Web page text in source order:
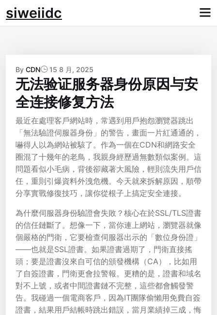
Skip
tosiweiidc
By CDN 15 8 月, 2025
无法验证服务器身份原因与安
全连接修复方法
最近在處理客戶網站時，常遇到用戶抱怨瀏覽器跳出
「無法驗證伺服器身份」的警告，畫面一片紅通通的，
嚇得人以為網站被駭了。作為一個在CDN和網路安全
圈混了十幾年的老鳥，我親身經歷過無數類似案例。這
問題看似小毛病，背後卻藏著大風險，輕則流失用戶信
任，重則引爆資料外洩危機。今天就來拆解原因，順帶
分享實戰修復技巧，讓你從根子上搞定安全連接。
為什麼伺服器身份驗證會失敗？核心在於SSL/TLS證書
的信任鏈斷了。想像一下，當你連上網站，瀏覽器就像
個嚴格的門衛，它要檢查伺服器出示的「數位身份證」
——也就是SSL證書。如果證書過期了，門衛直接搖
頭；要是證書沒來自可信的頒發機構（CA），比如用
了自簽證書，門衛更會拉警報。更糟的是，證書和域名
對不上號，或者中間證書鏈不完整，這些都會觸發警
告。我碰過一個電商客戶，因為IT團隊偷懶用免費自簽
證書，結果用戶結帳時跳出錯誤，當月業績掉三成，悔